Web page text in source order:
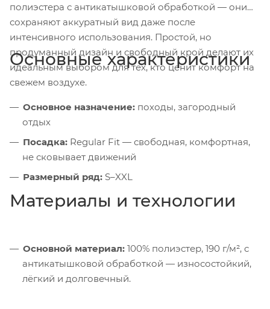
полиэстера с антикатышковой обработкой — они
сохраняют аккуратный вид даже после
интенсивного использования. Простой, но
продуманный дизайн и свободный крой делают их
идеальным выбором для тех, кто ценит комфорт на
свежем воздухе.
Основные характеристики
Основное назначение: походы, загородный
отдых
Посадка: Regular Fit — свободная, комфортная,
не сковывает движений
Размерный ряд: S–XXL
Материалы и технологии
Основной материал: 100% полиэстер, 190 г/м², с
антикатышковой обработкой — износостойкий,
лёгкий и долговечный.